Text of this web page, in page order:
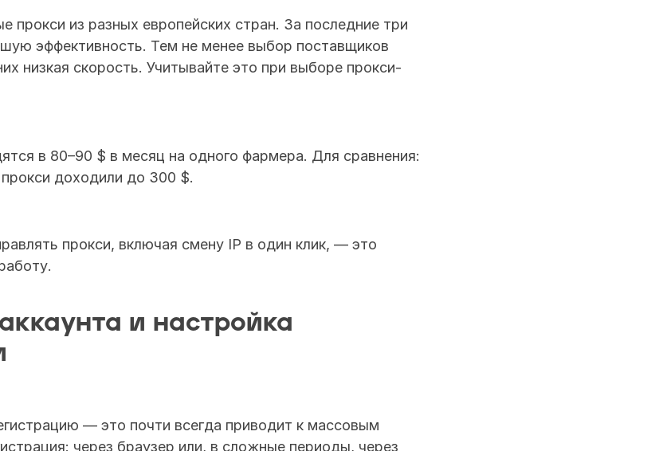
прокси из разных европейских стран. За последние три
эффективность. Тем не менее выбор поставщиков
низкая скорость. Учитывайте это при выборе прокси-
в 80–90 $ в месяц на одного фармера. Для сравнения:
доходили до 300 $.
прокси, включая смену IP в один клик, — это
и настройка
— это почти всегда приводит к массовым
через браузер или, в сложные периоды, через